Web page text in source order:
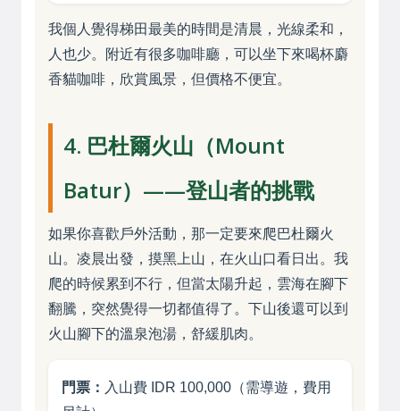
我個人覺得梯田最美的時間是清晨，光線柔和，
人也少。附近有很多咖啡廳，可以坐下來喝杯麝
香貓咖啡，欣賞風景，但價格不便宜。
4. 巴杜爾火山（Mount
Batur）——登山者的挑戰
如果你喜歡戶外活動，那一定要來爬巴杜爾火
山。凌晨出發，摸黑上山，在火山口看日出。我
爬的時候累到不行，但當太陽升起，雲海在腳下
翻騰，突然覺得一切都值得了。下山後還可以到
火山腳下的溫泉泡湯，舒緩肌肉。
門票： 入山費 IDR 100,000（需導遊，費用